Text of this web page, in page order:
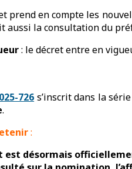
prend en compte les
aussi la consultation du
: le décret entre en
726 s’inscrit dans la
.
:
est désormais